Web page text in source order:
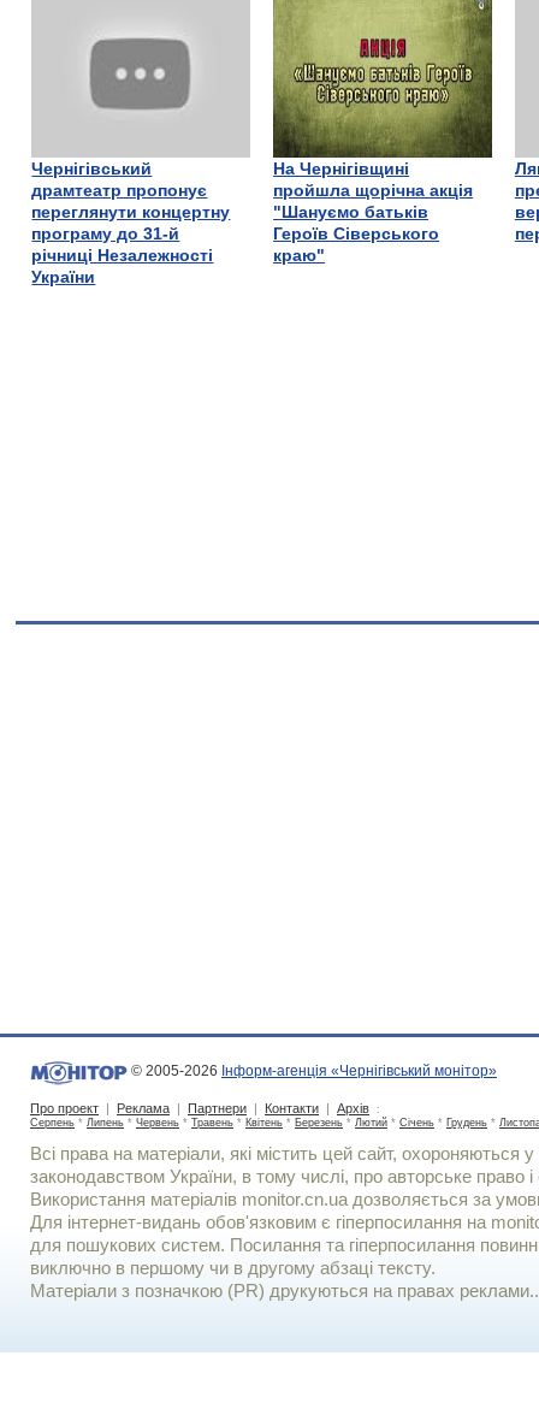
Чернігівський
драмтеатр пропонує
переглянути концертну
програму до 31-й
річниці Незалежності
України
На Чернігівщині
пройшла щорічна акція
"Шануємо батьків
Героїв Сіверського
краю"
© 2005-2026 Інформ-агенція «Чернігівський монітор»
Про проект | Реклама | Партнери | Контакти | Архів :
Серпень * Липень * Червень * Травень * Квітень * Березень * Лютий * Січень * Грудень *
Всі права на матеріали, які містить цей сайт, охороняються у
законодавством України, в тому числі, про авторське право і
Використання матерiалiв monitor.cn.ua дозволяється за
Для iнтернет-видань обов'язковим є гiперпосилання на
для пошукових систем. Посилання та гіперпосилання
виключно в першому чи в другому абзаці тексту.
Матеріали з позначкою (PR) друкуються на правах реклами..